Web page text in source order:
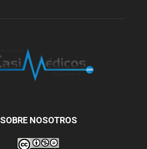
SOBRE NOSOTROS